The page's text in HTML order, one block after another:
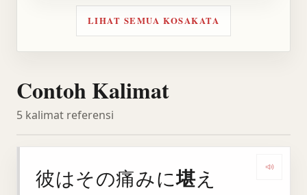
LIHAT SEMUA KOSAKATA
Contoh Kalimat
5 kalimat referensi
彼はその痛みに堪え